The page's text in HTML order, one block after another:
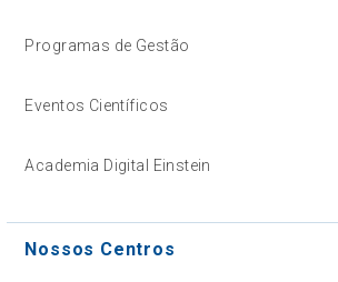
Programas de Gestão
Eventos Científicos
Academia Digital Einstein
Nossos Centros